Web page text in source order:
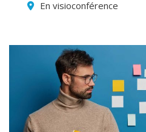
En visioconférence